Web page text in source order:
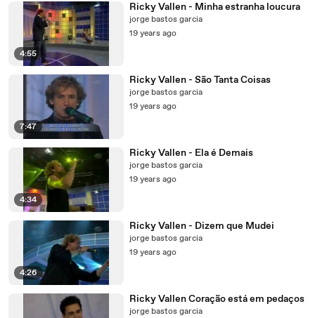
4:55
Ricky Vallen - Minha estranha loucura
jorge bastos garcia
19 years ago
7:47
Ricky Vallen - São Tanta Coisas
jorge bastos garcia
19 years ago
4:34
Ricky Vallen - Ela é Demais
jorge bastos garcia
19 years ago
4:26
Ricky Vallen - Dizem que Mudei
jorge bastos garcia
19 years ago
Ricky Vallen Coração está em pedaços
jorge bastos garcia